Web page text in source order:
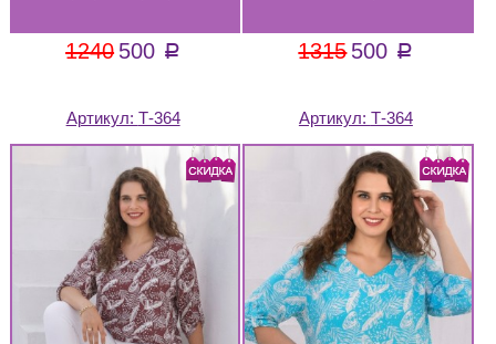
1240 500 a 1315 500 a
Артикул: Т-364 Артикул: Т-364